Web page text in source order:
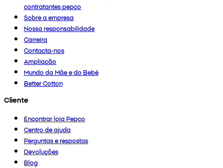
contratantes pepco
Sobre a empresa
Nossa responsabilidade
Carreira
Contacta-nos
Ampliação
Mundo da Mãe e do Bebé
Better Cotton
Cliente
Encontrar loja Pepco
Centro de ajuda
Perguntas e respostas
Devoluções
Blog